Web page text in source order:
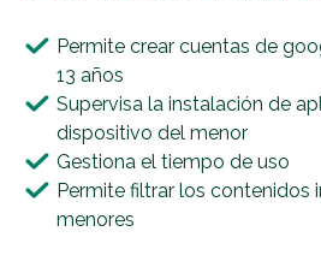
Permite crear cuentas de
13 años
Supervisa la instalación de
dispositivo del menor
Gestiona el tiempo de uso
Permite filtrar los contenidos
menores